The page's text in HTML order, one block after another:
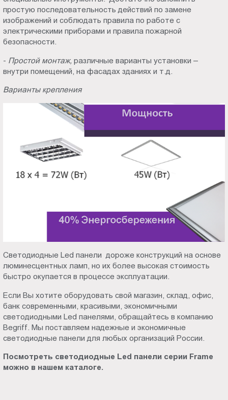
простую последовательность действий по замене
изображений и соблюдать правила по работе с
электрическими приборами и правила пожарной
безопасности.
- Простой монтаж, различные варианты установки –
внутри помещений, на фасадах зданиях и т.д.
Варианты крепления
Светодиодные Led панели дороже конструкций на основе
люминесцентных ламп, но их более высокая стоимость
быстро окупается в процессе эксплуатации.
Если Вы хотите оборудовать свой магазин, склад, офис,
банк современными, красивыми, экономичными
светодиодными Led панелями, обращайтесь в компанию
Begriff. Мы поставляем надежные и экономичные
светодиодные панели для любых организаций России.
Посмотреть светодиодные Led панели серии Frame
можно в нашем каталоге.